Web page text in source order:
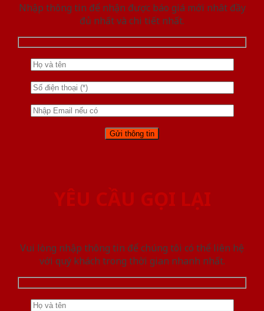
Nhập thông tin để nhận được báo giá mới nhât đầy
đủ nhất và chi tiết nhất.
YÊU CẦU GỌI LẠI
Vui lòng nhập thông tin để chúng tôi có thể liên hệ
với quý khách trong thời gian nhanh nhất.